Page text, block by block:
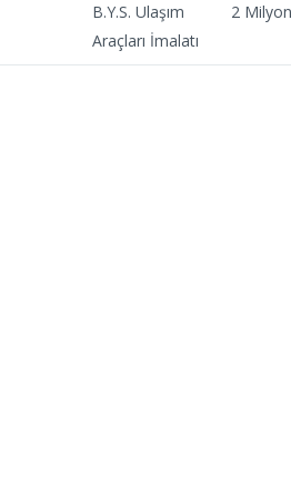
B.Y.S. Ulaşım
Araçları İmalatı
2